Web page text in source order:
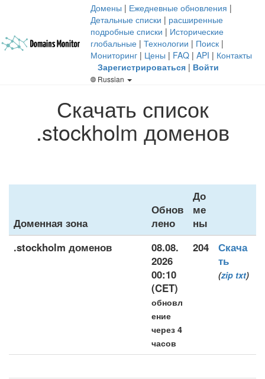
Домены | Ежедневные обновления |
Детальные списки | расширенные
подробные списки | Исторические
глобальные | Технологии | Поиск |
Мониторинг | Цены | FAQ | API | Контакты
Зарегистрироваться | Войти
Russian
Скачать список
.stockholm доменов
Доменная зона
Обнов
лено
До
ме
ны
.stockholm доменов
08.08.
2026
00:10
(CET)
обновл
ение
через 4
часов
204
Скача
ть
(zip txt)